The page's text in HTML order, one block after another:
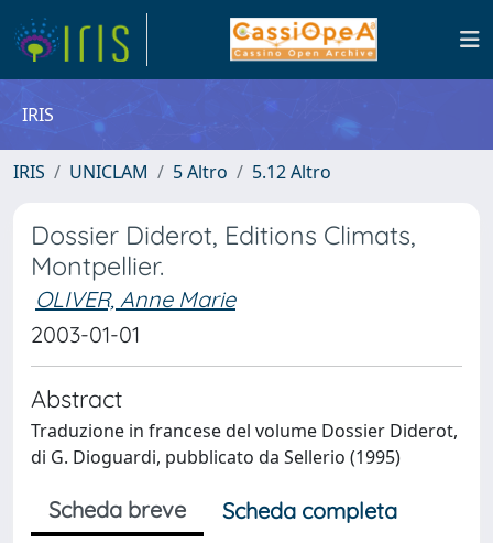
IRIS
IRIS UNICLAM 5 Altro 5.12 Altro
Dossier Diderot, Editions Climats,
Montpellier.
OLIVER, Anne Marie
2003-01-01
Abstract
Traduzione in francese del volume Dossier Diderot,
di G. Dioguardi, pubblicato da Sellerio (1995)
Scheda breve
Scheda completa